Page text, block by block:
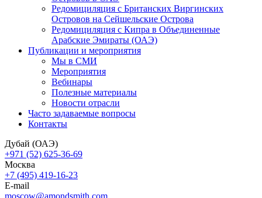
Редомициляция с Британских Виргинских
Островов на Сейшельские Острова
Редомициляция с Кипра в Объединенные
Арабские Эмираты (ОАЭ)
Публикации и мероприятия
Мы в СМИ
Мероприятия
Вебинары
Полезные материалы
Новости отрасли
Часто задаваемые вопросы
Контакты
Дубай (ОАЭ)
+971 (52) 625-36-69
Москва
+7 (495) 419-16-23
E-mail
moscow@amondsmith.com